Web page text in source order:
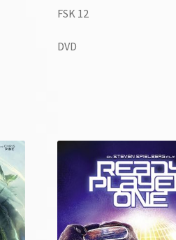
FSK 12
DVD